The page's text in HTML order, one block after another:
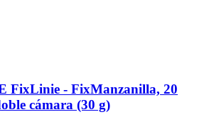
FixLinie -​ FixManzanilla, 20
cámara (30 g)